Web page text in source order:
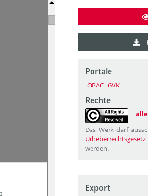
Portale
OPAC GVK
Rechte
Das Werk darf
Urheberrechtsgesetz
werden.
Export